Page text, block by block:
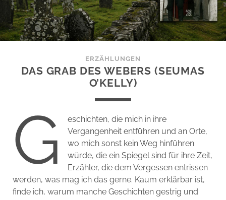
ERZÄHLUNGEN
DAS GRAB DES WEBERS (SEUMAS
O’KELLY)
G
eschichten, die mich in ihre
Vergangenheit entführen und an Orte,
wo mich sonst kein Weg hinführen
würde, die ein Spiegel sind für ihre Zeit,
Erzähler, die dem Vergessen entrissen
werden, was mag ich das gerne. Kaum erklärbar ist,
finde ich, warum manche Geschichten gestrig und